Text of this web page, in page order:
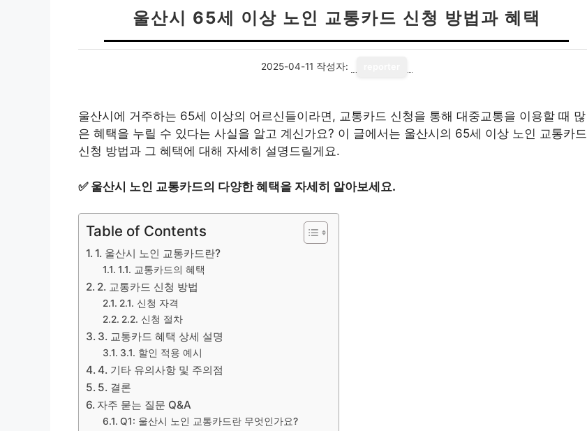
울산시 65세 이상 노인 교통카드 신청 방법과 혜택
2025-04-11 작성자:
울산시에 거주하는 65세 이상의 어르신들이라면, 교통카드 신청을 통해 대중교통을 이용할 때 많
은 혜택을 누릴 수 있다는 사실을 알고 계신가요? 이 글에서는 울산시의 65세 이상 노인 교통카드
신청 방법과 그 혜택에 대해 자세히 설명드릴게요.
✅ 울산시 노인 교통카드의 다양한 혜택을 자세히 알아보세요.
Table of Contents
1. 울산시 노인 교통카드란?
1.1. 교통카드의 혜택
2. 교통카드 신청 방법
2.1. 신청 자격
2.2. 신청 절차
3. 교통카드 혜택 상세 설명
3.1. 할인 적용 예시
4. 기타 유의사항 및 주의점
5. 결론
자주 묻는 질문 Q&A
Q1: 울산시 노인 교통카드란 무엇인가요?